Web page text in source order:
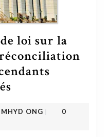
loi sur la
réconciliation
ONG |
0